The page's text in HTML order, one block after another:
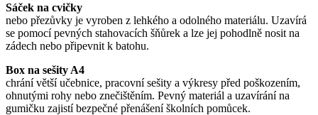
Sáček na cvičky
nebo přezůvky je vyroben z lehkého a odolného materiálu. Uzavírá
se pomocí pevných stahovacích šňůrek a lze jej pohodlně nosit na
zádech nebo připevnit k batohu.
Box na sešity A4
chrání větší učebnice, pracovní sešity a výkresy před poškozením,
ohnutými rohy nebo znečištěním. Pevný materiál a uzavírání na
gumičku zajistí bezpečné přenášení školních pomůcek.